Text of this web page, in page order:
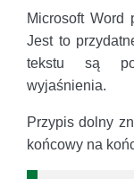
Microsoft Word
Jest to
tekstu są
wyjaśnienia.
Przypis dolny
końcowy na